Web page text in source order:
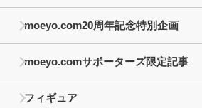
moeyo.com20周年記念特別企画
moeyo.comサポーターズ限定記事
フィギュア